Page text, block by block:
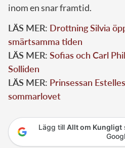
inom en snar framtid.
LÄS MER: Drottning Silvia
smärtsamma tiden
LÄS MER: Sofias och Carl
Solliden
LÄS MER: Prinsessan
sommarlovet
Lägg till Allt om Kungligt